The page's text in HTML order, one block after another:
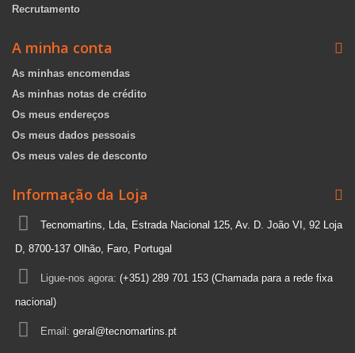
Recrutamento
A minha conta
As minhas encomendas
As minhas notas de crédito
Os meus endereços
Os meus dados pessoais
Os meus vales de desconto
Informação da Loja
Tecnomartins, Lda, Estrada Nacional 125, Av. D. João VI, 92 Loja
D, 8700-137 Olhão, Faro, Portugal
Ligue-nos agora: (+351) 289 701 153 (Chamada para a rede fixa
nacional)
Email: geral@tecnomartins.pt